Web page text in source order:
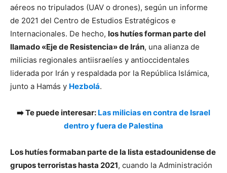
aéreos no tripulados (UAV o drones), según un informe
de 2021 del Centro de Estudios Estratégicos e
Internacionales. De hecho, los hutíes forman parte del
llamado «Eje de Resistencia» de Irán, una alianza de
milicias regionales antiisraelíes y antioccidentales
liderada por Irán y respaldada por la República Islámica,
junto a Hamás y Hezbolá.
➡️ Te puede interesar: Las milicias en contra de Israel
dentro y fuera de Palestina
Los hutíes formaban parte de la lista estadounidense de
grupos terroristas hasta 2021, cuando la Administración